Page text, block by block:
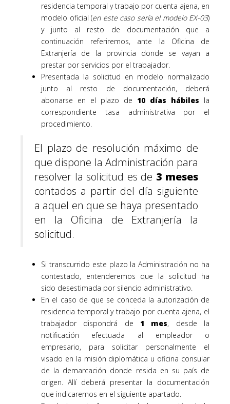
residencia temporal y trabajo por cuenta ajena, en
modelo oficial (en este caso sería el modelo EX-03)
y junto al resto de documentación que a
continuación referiremos, ante la Oficina de
Extranjería de la provincia donde se vayan a
prestar por servicios por el trabajador.
Presentada la solicitud en modelo normalizado
junto al resto de documentación, deberá
abonarse en el plazo de 10 días hábiles la
correspondiente tasa administrativa por el
procedimiento.
El plazo de resolución máximo de
que dispone la Administración para
resolver la solicitud es de 3 meses
contados a partir del día siguiente
a aquel en que se haya presentado
en la Oficina de Extranjería la
solicitud.
Si transcurrido este plazo la Administración no ha
contestado, entenderemos que la solicitud ha
sido desestimada por silencio administrativo.
En el caso de que se conceda la autorización de
residencia temporal y trabajo por cuenta ajena, el
trabajador dispondrá de 1 mes, desde la
notificación efectuada al empleador o
empresario, para solicitar personalmente el
visado en la misión diplomática u oficina consular
de la demarcación donde resida en su país de
origen. Allí deberá presentar la documentación
que indicaremos en el siguiente apartado.